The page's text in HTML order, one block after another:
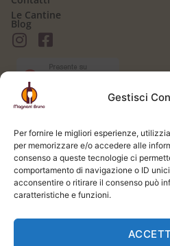
Gestisci
Per fornire le migliori esperienze,
per memorizzare e/o accedere alle
consenso a queste tecnologie ci
comportamento di navigazione o ID
acconsentire o ritirare il consenso può
caratteristiche e funzioni.
Le Cantine
Blog
AREA CLIENTI
Login / Logout
Carrello
Registrati
Spedizione e Consegna
LEGALE
Privacy Policy